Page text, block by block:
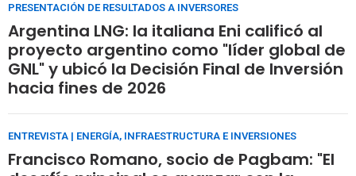
PRESENTACIÓN DE RESULTADOS A INVERSORES
Argentina LNG: la italiana Eni calificó al
proyecto argentino como "líder global de
GNL" y ubicó la Decisión Final de Inversión
hacia fines de 2026
ENTREVISTA | ENERGÍA, INFRAESTRUCTURA E INVERSIONES
Francisco Romano, socio de Pagbam: "El